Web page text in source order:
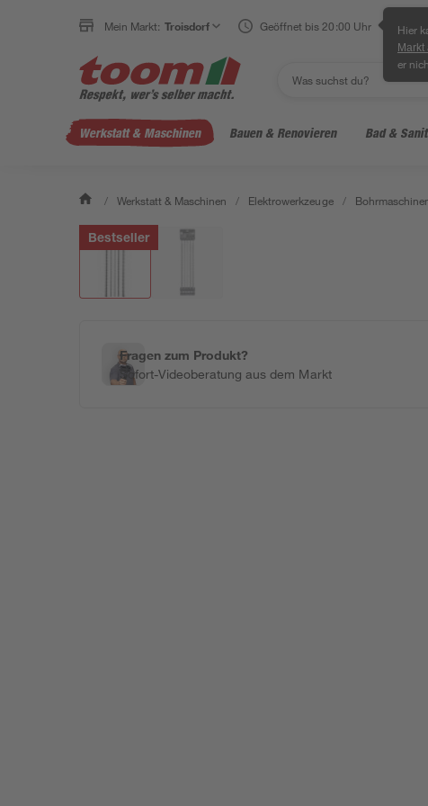
Mein Markt: Troisdorf Geöffnet bis 20:00 Uhr Hier
er
Werkstatt & Maschinen Bauen & Renovieren Bad &
/ Werkstatt & Maschinen / Elektrowerkzeuge /
Bestseller
Fragen zum Produkt?
Sofort-Videoberatung aus dem Markt